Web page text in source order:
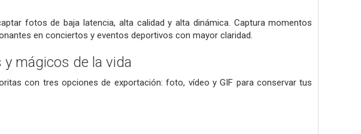
fotos de baja latencia, alta calidad y alta dinámica. Captura momentos
en conciertos y eventos deportivos con mayor claridad.
mágicos de la vida
con tres opciones de exportación: foto, vídeo y GIF para conservar tus